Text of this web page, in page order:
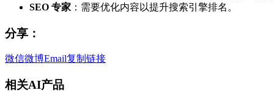
SEO 专家 ：需要优化内容以提升搜索引擎排名。
分享：
微信微博Email复制链接
相关AI产品